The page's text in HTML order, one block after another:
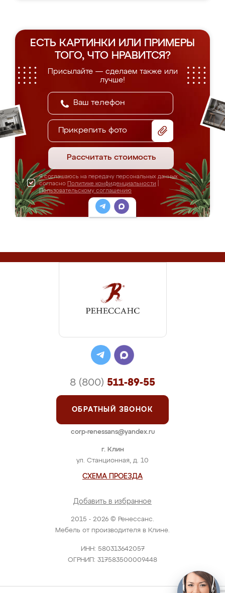
ЕСТЬ КАРТИНКИ ИЛИ ПРИМЕРЫ
ТОГО, ЧТО НРАВИТСЯ?
Присылайте — сделаем также или
лучше!
Прикрепить фото
Рассчитать стоимость
Я соглашаюсь на передачу персональных данных
согласно Политике конфиденциальности
Пользовательскому соглашению
2015 - 2026 © Ренессанс.
Мебель от производителя в Клине.
ИНН: 580313642057
ОГРНИП: 317583500009448
г. Клин
ул. Станционная, д. 10
СХЕМА ПРОЕЗДА
Добавить в избранное
8 (800) 511-89-55
ОБРАТНЫЙ ЗВОНОК
corp-renessans@yandex.ru